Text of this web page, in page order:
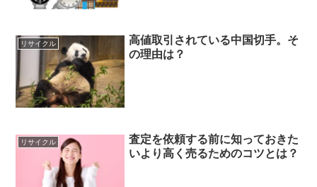
リサイクル
高値取引されている中国切手。そ
の理由は？
リサイクル
査定を依頼する前に知っておきた
いより高く売るためのコツとは？